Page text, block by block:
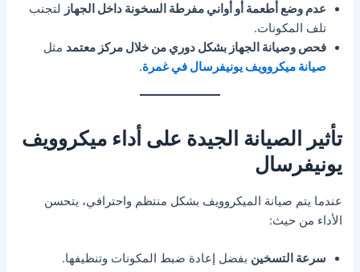
عدم وضع أطعمة أو أواني مفرطة السخونة داخل الجهاز لتجنب
تلف المكونات.
فحص وصيانة الجهاز بشكل دوري من خلال مركز معتمد مثل
صيانة ميكروويف يونيفرسال في غمرة.
تأثير الصيانة الجيدة على أداء ميكروويف
يونيفرسال
عندما يتم صيانة الميكروويف بشكل منتظم واحترافي، يتحسن
الأداء من حيث:
سرعة التسخين بفضل إعادة ضبط المكونات وتنظيفها.